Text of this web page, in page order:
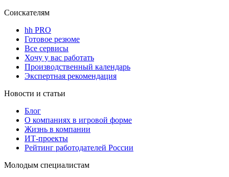
Соискателям
hh PRO
Готовое резюме
Все сервисы
Хочу у вас работать
Производственный календарь
Экспертная рекомендация
Новости и статьи
Блог
О компаниях в игровой форме
Жизнь в компании
ИТ-проекты
Рейтинг работодателей России
Молодым специалистам